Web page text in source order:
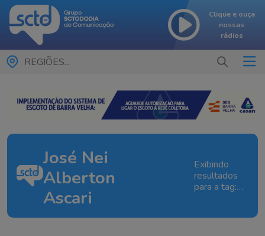
Clique e ouça
nossas
rádios
REGIÕES...
José Nei
Alberton
Ascari
Exibindo
resultados
para a tag:
Ascari